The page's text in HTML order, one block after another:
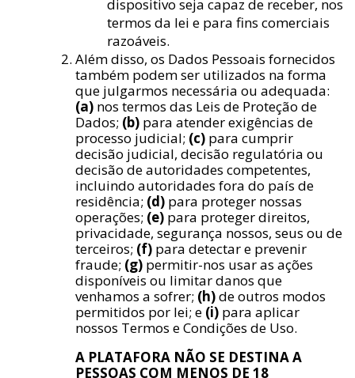
dispositivo seja capaz de receber, nos
termos da lei e para fins comerciais
razoáveis.
Além disso, os Dados Pessoais fornecidos
também podem ser utilizados na forma
que julgarmos necessária ou adequada:
(a) nos termos das Leis de Proteção de
Dados; (b) para atender exigências de
processo judicial; (c) para cumprir
decisão judicial, decisão regulatória ou
decisão de autoridades competentes,
incluindo autoridades fora do país de
residência; (d) para proteger nossas
operações; (e) para proteger direitos,
privacidade, segurança nossos, seus ou de
terceiros; (f) para detectar e prevenir
fraude; (g) permitir-nos usar as ações
disponíveis ou limitar danos que
venhamos a sofrer; (h)de outros modos
permitidos por lei; e (i) para aplicar
nossos Termos e Condições de Uso.
A PLATAFORA NÃO SE DESTINA A
PESSOAS COM MENOS DE 18